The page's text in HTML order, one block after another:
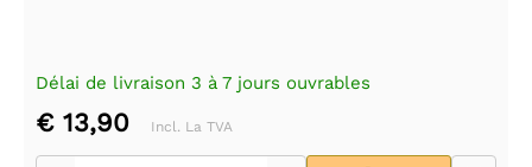
Délai de livraison 3 à 7 jours ouvrables
€ 13,90 Incl. La TVA